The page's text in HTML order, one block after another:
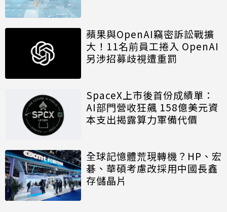
蘋果與OpenAI竊密訴訟戰擴
大！11名前員工捲入 OpenAI
另涉招募歧視遭重罰
SpaceX上市後首份成績單：
AI部門營收狂飆 158億美元資
本支出揭露算力軍備代價
全球記憶體荒現轉機？HP、宏
碁、華碩考慮改採用中國長鑫
存儲晶片